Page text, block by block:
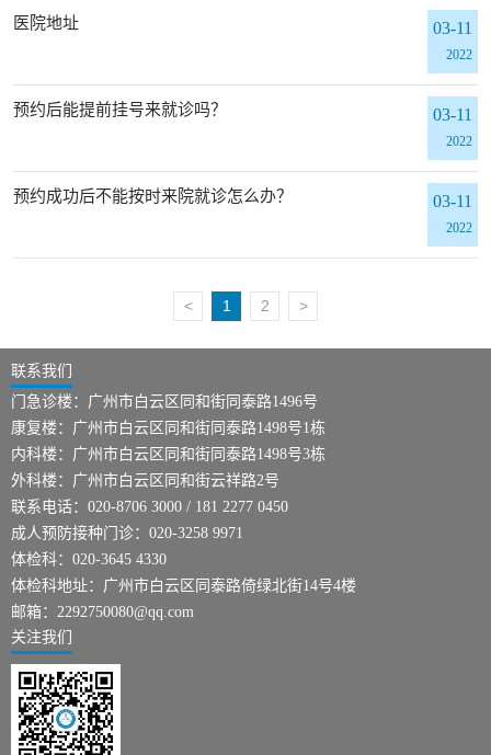
医院地址 03-11
2022
预约后能提前挂号来就诊吗？ 03-11
2022
预约成功后不能按时来院就诊怎么办？ 03-11
2022
< 1 2 >
联系我们
门急诊楼：广州市白云区同和街同泰路1496号
康复楼：广州市白云区同和街同泰路1498号1栋
内科楼：广州市白云区同和街同泰路1498号3栋
外科楼：广州市白云区同和街云祥路2号
联系电话：020-8706 3000 / 181 2277 0450
成人预防接种门诊：020-3258 9971
体检科：020-3645 4330
体检科地址：广州市白云区同泰路倚绿北街14号4楼
邮箱：2292750080@qq.com
关注我们